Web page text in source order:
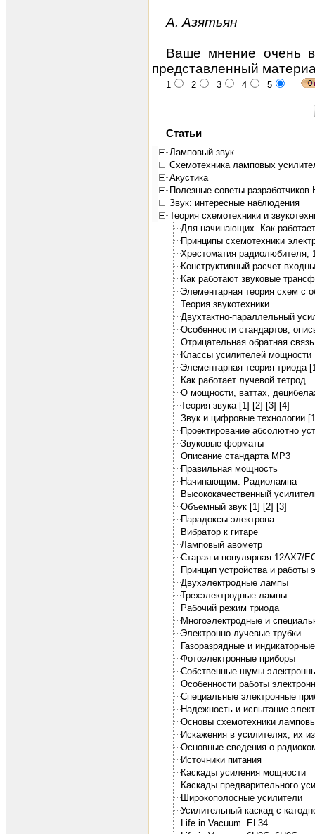
А. Азятьян
Ваше мнение очень
представленный
1 2 3 4 5
Статьи
Ламповый звук
Схемотехника ламповых
Акустика
Полезные советы разработчиков
Звук: интересные наблюдения
Теория схемотехники и
Для начинающих. Как
Принципы схемотехники
Хрестоматия радиолюбителя,
Конструктивный расчет
Как работают звуковые
Элементарная теория схем с
Теория звукотехники
Двухтактно-параллельный
Особенности стандартов,
Отрицательная обратная
Классы усилителей мощности
Элементарная теория триода
Как работает лучевой тетрод
О мощности, ваттах,
Теория звука [1] [2] [3] [4]
Звук и цифровые технологии
Проектирование абсолютно
Звуковые форматы
Описание стандарта MP3
Правильная мощность
Начинающим. Радиолампа
Высококачественный
Объемный звук [1] [2] [3]
Парадоксы электрона
Вибратор к гитаре
Ламповый авометр
Старая и популярная 12АХ7/
Принцип устройства и работы
Двухэлектродные лампы
Трехэлектродные лампы
Рабочий режим триода
Многоэлектродные и
Электронно-лучевые трубки
Газоразрядные и
Фотоэлектронные приборы
Собственные шумы
Особенности работы
Специальные электронные
Надежность и испытание
Основы схемотехники
Искажения в усилителях, их
Основные сведения о
Источники питания
Каскады усиления мощности
Каскады предварительного
Широкополосные усилители
Усилительный каскад с
Life in Vacuum. EL34